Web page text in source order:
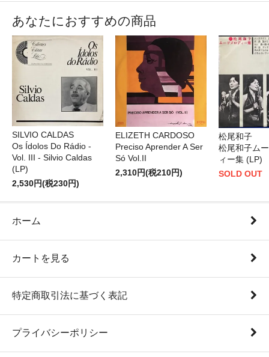
あなたにおすすめの商品
SILVIO CALDAS
Os Ídolos Do Rádio -
Vol. III - Silvio Caldas
(LP)
2,530円(税230円)
ELIZETH CARDOSO
Preciso Aprender A Ser
Só Vol.II
2,310円(税210円)
松尾和子
松尾和子ム
ィー集 (LP)
SOLD OUT
ホーム
カートを見る
特定商取引法に基づく表記
プライバシーポリシー